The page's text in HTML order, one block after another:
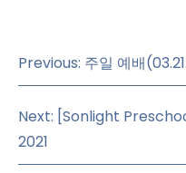
Previous: 주일 예배
Next: [Sonlight
2021